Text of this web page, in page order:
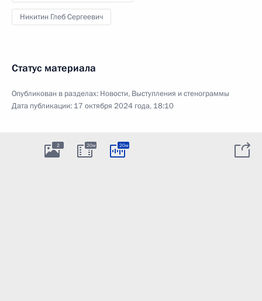
Никитин Глеб Сергеевич
Статус материала
Опубликован в разделах: Новости, Выступления и стенограммы
Дата публикации: 17 октября 2024 года, 18:10
2 20м 20м